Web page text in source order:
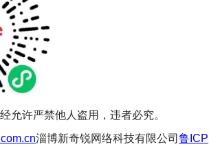
允许严禁他人盗用，违者必究。
淄博新奇锐网络科技有限公司 鲁ICP